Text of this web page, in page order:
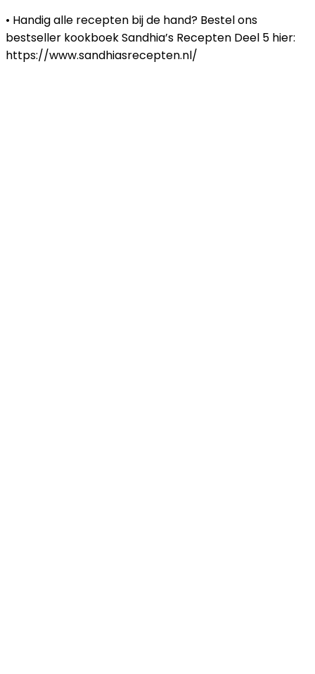
• Handig alle recepten bij de hand? Bestel ons
bestseller kookboek Sandhia’s Recepten Deel 5 hier:
https://www.sandhiasrecepten.nl/